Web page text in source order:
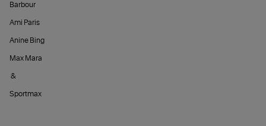
Barbour
Ami Paris
Anine Bing
Max Mara
&
Sportmax